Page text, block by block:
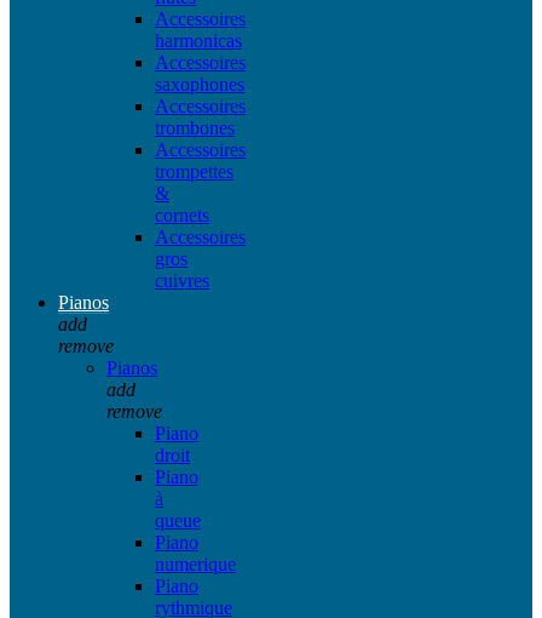
Accessoires
harmonicas
Accessoires
saxophones
Accessoires
trombones
Accessoires
trompettes
&
cornets
Accessoires
gros
cuivres
Pianos
add
remove
Pianos
add
remove
Piano
droit
Piano
à
queue
Piano
numerique
Piano
rythmique